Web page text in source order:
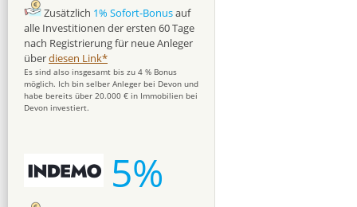
Zusätzlich 1% Sofort-Bonusauf
alle Investitionen der ersten 60 Tage
nach Registrierung für neue Anleger
überdiesen Link*
Es sind also insgesamt bis zu 4 % Bonus
möglich. Ich bin selber Anleger bei Devon und
habe bereits über 20.000 € in Immobilien bei
Devon investiert.
5%